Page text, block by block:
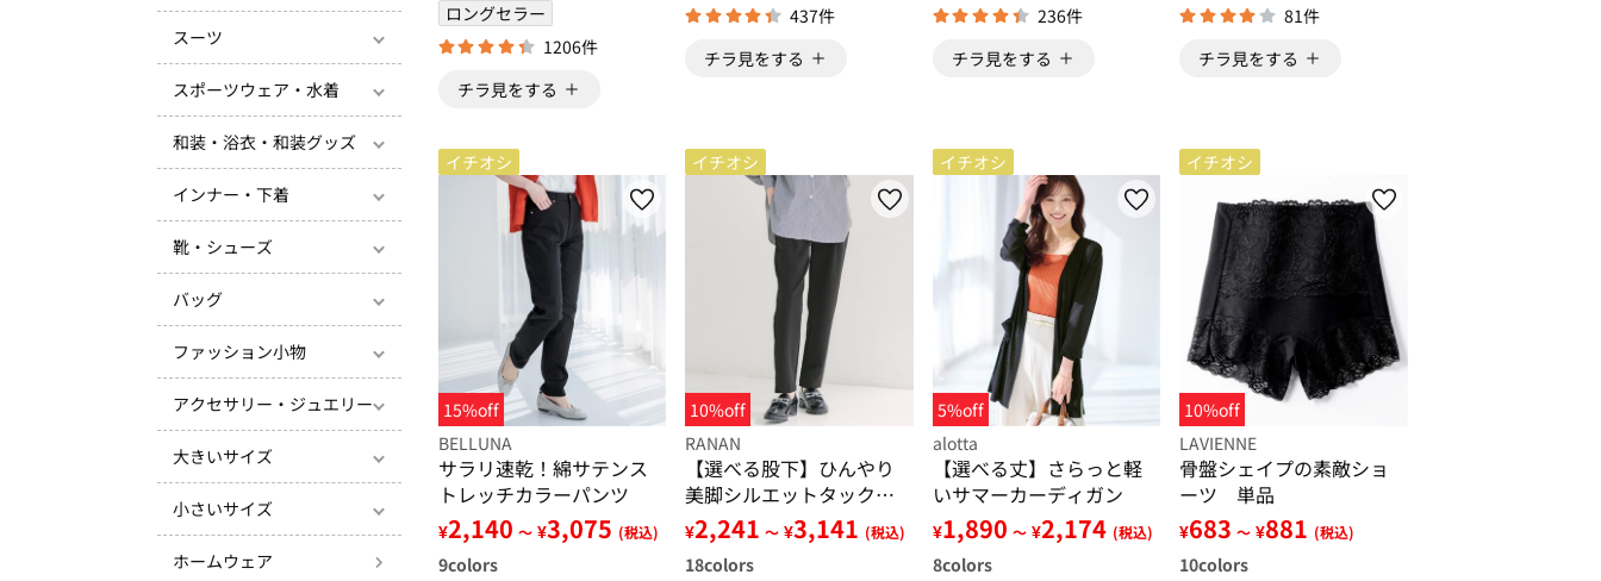
スーツ
スポーツウェア・水着
和装・浴衣・和装グッズ
インナー・下着
靴・シューズ
バッグ
ファッション小物
アクセサリー・ジュエリー
大きいサイズ
小さいサイズ
ホームウェア
ロングセラー
1206件
チラ見をする
437件
チラ見をする
236件
チラ見をする
81件
チラ見をする
イチオシ
15%off
BELLUNA
サラリ速乾！綿サテンス
トレッチカラーパンツ
¥2,140 ～ ¥3,075 (税込)
9colors
イチオシ
10%off
RANAN
【選べる股下】ひんやり
美脚シルエットタックパ
ンツ
¥2,241 ～ ¥3,141 (税込)
18colors
イチオシ
5%off
alotta
【選べる丈】さらっと軽
いサマーカーディガン
¥1,890 ～ ¥2,174 (税込)
8colors
イチオシ
10%off
LAVIENNE
骨盤シェイプの素敵ショ
ーツ 単品
¥683 ～ ¥881 (税込)
10colors